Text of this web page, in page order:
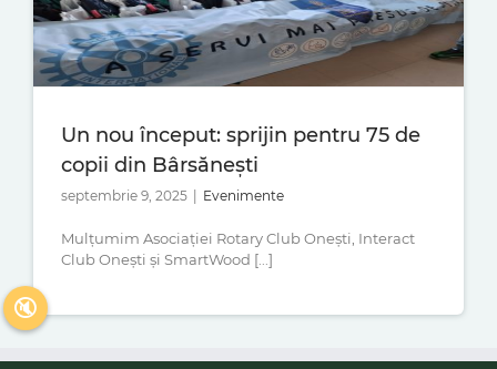
Un nou început: sprijin pentru 75 de
copii din Bârsănești
septembrie 9, 2025 | Evenimente
Mulțumim Asociației Rotary Club Onești, Interact
Club Onești și SmartWood [...]
🔇